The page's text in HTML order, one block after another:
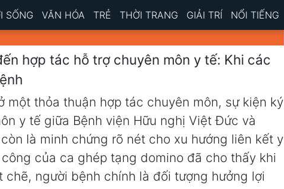
SỐNG VĂN HÓA TRẺ THỜI TRANG GIẢI TRÍ NỔI TIẾNG
hợp tác hỗ trợ chuyên môn y tế: Khi các
một thỏa thuận hợp tác chuyên môn, sự kiện ký
y tế giữa Bệnh viện Hữu nghị Việt Đức và
là minh chứng rõ nét cho xu hướng liên kết y
của ca ghép tạng domino đã cho thấy khi
người bệnh chính là đối tượng hưởng lợi